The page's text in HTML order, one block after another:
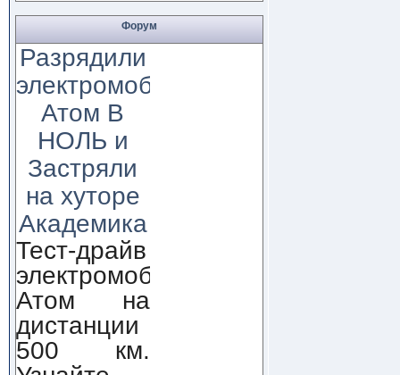
Форум
Разрядили
электромобиль
Атом В
НОЛЬ и
Застряли
на хуторе
Академика
Тест-драйв
электромобиля
Атом на
дистанции
500 км.